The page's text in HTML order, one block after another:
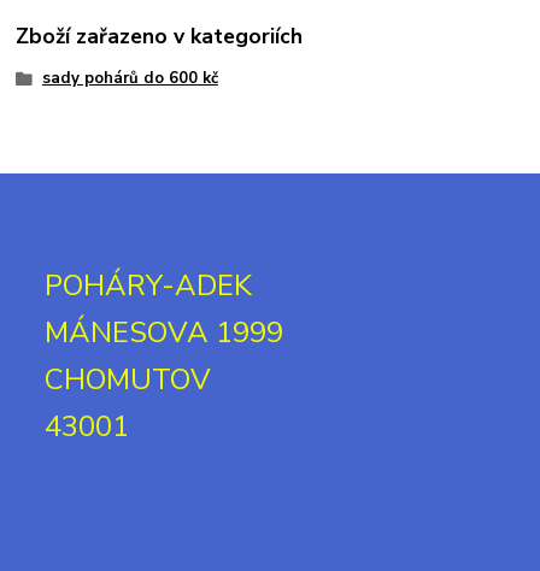
Zboží zařazeno v kategoriích
sady pohárů do 600 kč
POHÁRY-ADEK
MÁNESOVA 1999
CHOMUTOV
43001